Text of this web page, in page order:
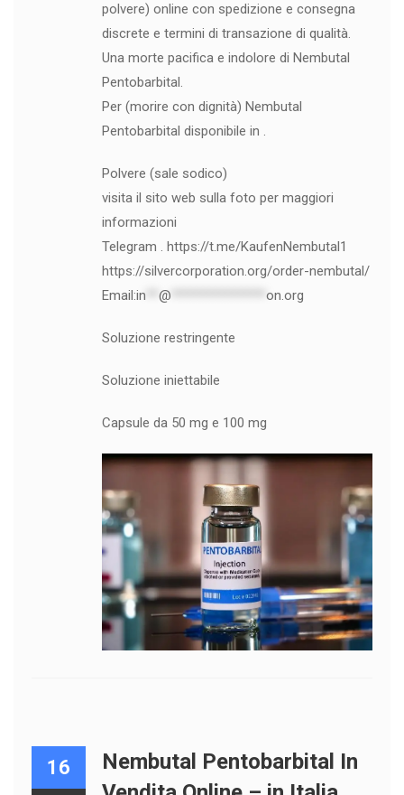
polvere) online con spedizione e consegna
discrete e termini di transazione di qualità.
Una morte pacifica e indolore di Nembutal
Pentobarbital.
Per (morire con dignità) Nembutal
Pentobarbital disponibile in .
Polvere (sale sodico)
visita il sito web sulla foto per maggiori
informazioni
Telegram . https://t.me/KaufenNembutal1
https://silvercorporation.org/order-nembutal/
Email:in @ on.org
Soluzione restringente
Soluzione iniettabile
Capsule da 50 mg e 100 mg
16
Nembutal Pentobarbital In